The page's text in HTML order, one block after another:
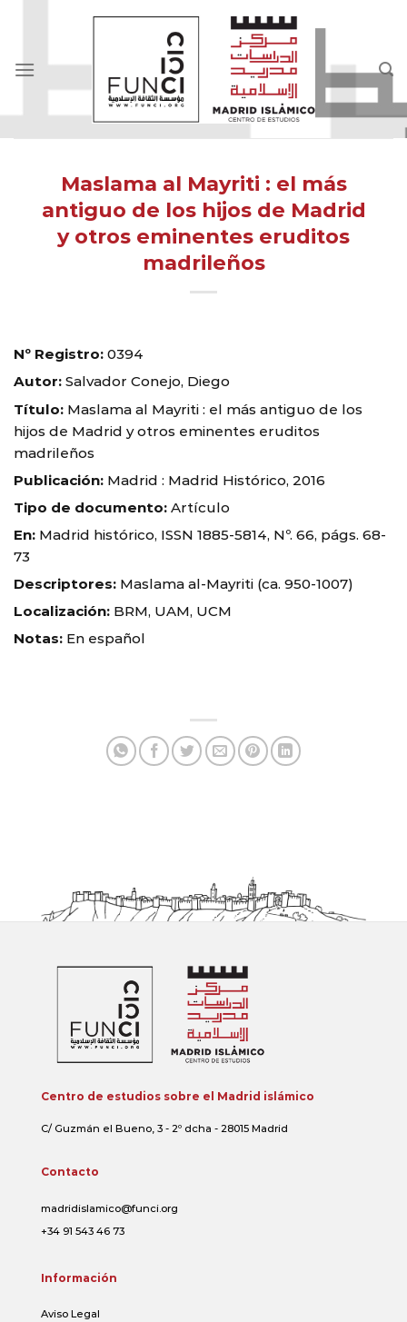
Maslama al Mayriti : el más
antiguo de los hijos de Madrid
y otros eminentes eruditos
madrileños
Nº Registro: 0394
Autor: Salvador Conejo, Diego
Título: Maslama al Mayriti : el más antiguo de los
hijos de Madrid y otros eminentes eruditos
madrileños
Publicación: Madrid : Madrid Histórico, 2016
Tipo de documento: Artículo
En: Madrid histórico, ISSN 1885-5814, Nº. 66, págs. 68-
73
Descriptores: Maslama al-Mayriti (ca. 950-1007)
Localización: BRM, UAM, UCM
Notas: En español
Centro de estudios sobre el Madrid islámico
C/ Guzmán el Bueno, 3 - 2º dcha - 28015 Madrid
Contacto
madridislamico@funci.org
+34 91 543 46 73
Información
Aviso Legal